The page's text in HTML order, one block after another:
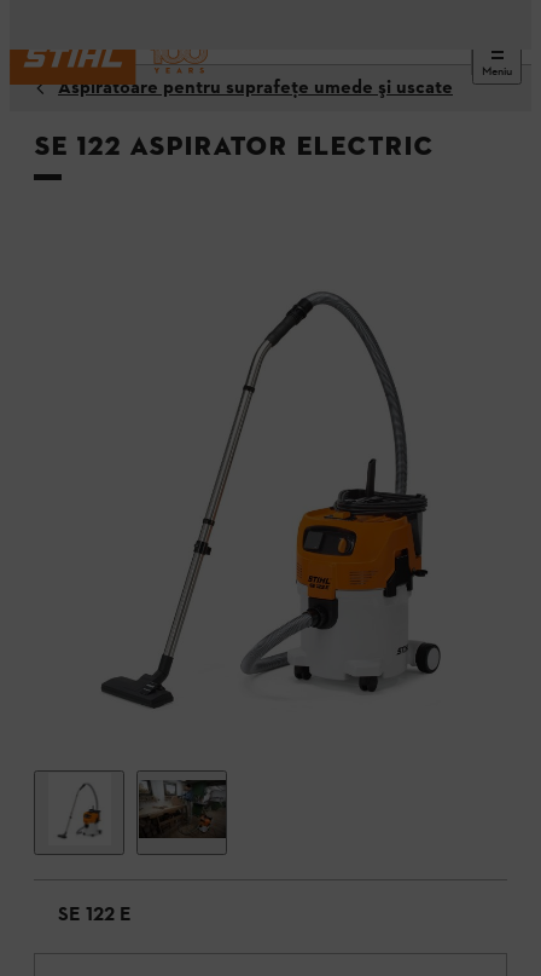
Meniu
Aspiratoare pentru suprafeţe umede şi uscate
SE 122 Aspirator electric
SE 122 E